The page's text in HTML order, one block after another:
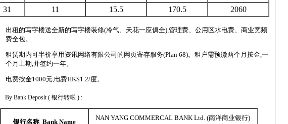
31
11 15.5 170.5 2060
出租的写字楼送全新的写字楼装修(冷气、天花一应俱全),管理费、公用区水电费、商业宽频
费全包。
租赁期内可半价享用资讯网络有限公司的网页寄存服务(Plan 68)。租户需预缴两个月按金,一
个月上期,并签约一年。
电费按金1000元,电费HK$1.2/度。
By Bank Deposit ( 银行转帐 ) :
银行名称 Bank Name
NAN YANG COMMERCAL BANK Ltd. (南洋商业银行)